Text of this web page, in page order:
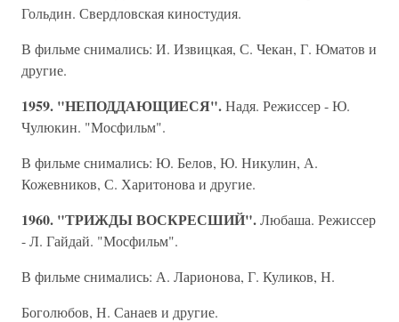
Гольдин. Свердловская киностудия.
В фильме снимались: И. Извицкая, С. Чекан, Г. Юматов и
другие.
1959. "НЕПОДДАЮЩИЕСЯ".Надя. Режиссер - Ю.
Чулюкин. "Мосфильм".
В фильме снимались: Ю. Белов, Ю. Никулин, А.
Кожевников, С. Харитонова и другие.
1960. "ТРИЖДЫ ВОСКРЕСШИЙ".Любаша. Режиссер
- Л. Гайдай. "Мосфильм".
В фильме снимались: А. Ларионова, Г. Куликов, Н.
Боголюбов, Н. Санаев и другие.